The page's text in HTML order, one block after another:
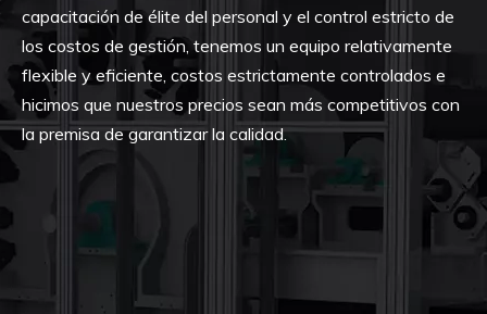
capacitación de élite del personal y el control estricto de
los costos de gestión, tenemos un equipo relativamente
flexible y eficiente, costos estrictamente controlados e
hicimos que nuestros precios sean más competitivos con
la premisa de garantizar la calidad.